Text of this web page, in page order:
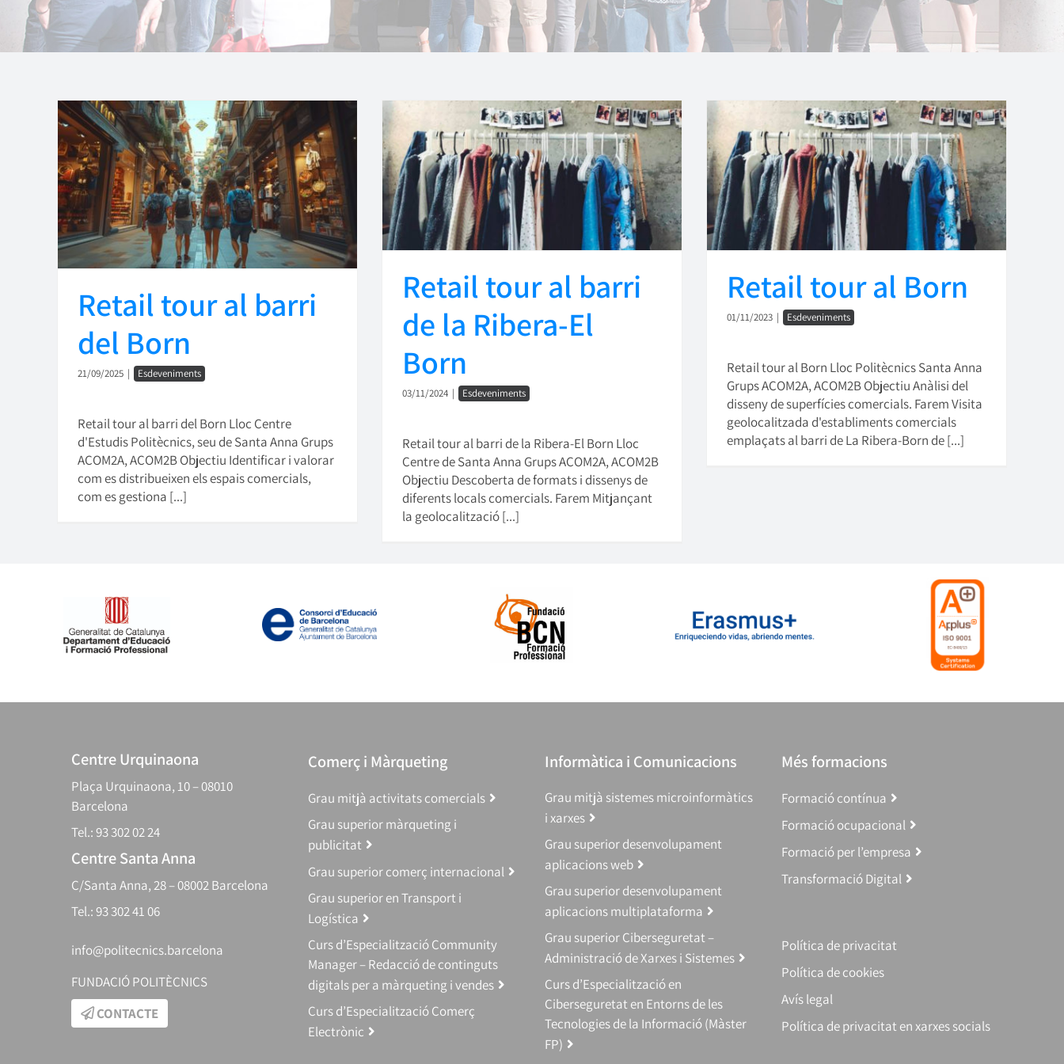
Retail tour al barri
del Born
21/09/2025 | Esdeveniments
Retail tour al barri del Born Lloc Centre
d'Estudis Politècnics, seu de Santa Anna Grups
ACOM2A, ACOM2B Objectiu Identificar i valorar
com es distribueixen els espais comercials,
com es gestiona [...]
Retail tour al barri
de la Ribera-El
Born
03/11/2024 | Esdeveniments
Retail tour al barri de la Ribera-El Born Lloc
Centre de Santa Anna Grups ACOM2A, ACOM2B
Objectiu Descoberta de formats i dissenys de
diferents locals comercials. Farem Mitjançant
la geolocalització [...]
Retail tour al Born
01/11/2023 | Esdeveniments
Retail tour al Born Lloc Politècnics Santa Anna
Grups ACOM2A, ACOM2B Objectiu Anàlisi del
disseny de superfícies comercials. Farem Visita
geolocalitzada d'establiments comercials
emplaçats al barri de La Ribera-Born de [...]
Centre Urquinaona
Plaça Urquinaona, 10 – 08010
Barcelona
Tel.: 93 302 02 24
Centre Santa Anna
C/Santa Anna, 28 – 08002 Barcelona
Tel.: 93 302 41 06
info@politecnics.barcelona
FUNDACIÓ POLITÈCNICS
CONTACTE
Comerç i Màrqueting
Grau mitjà activitats comercials
Grau superior màrqueting i
publicitat
Grau superior comerç internacional
Grau superior en Transport i
Logística
Curs d’Especialització Community
Manager – Redacció de continguts
digitals per a màrqueting i vendes
Curs d’Especialització Comerç
Electrònic
Informàtica i Comunicacions
Grau mitjà sistemes microinformàtics
i xarxes
Grau superior desenvolupament
aplicacions web
Grau superior desenvolupament
aplicacions multiplataforma
Grau superior Ciberseguretat –
Administració de Xarxes i Sistemes
Curs d’Especialització en
Ciberseguretat en Entorns de les
Tecnologies de la Informació (Màster
FP)
Més formacions
Formació contínua
Formació ocupacional
Formació per l’empresa
Transformació Digital
Política de privacitat
Política de cookies
Avís legal
Política de privacitat en xarxes socials